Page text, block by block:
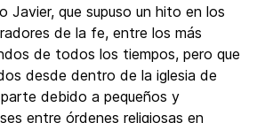
Javier, que supuso un hito en los
de la fe, entre los más
de todos los tiempos, pero que
desde dentro de la iglesia de
debido a pequeños y
entre órdenes religiosas en